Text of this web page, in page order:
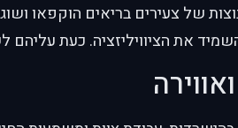
של צעירים בריאים הוקפאו
את הציוויליזציה. כעת